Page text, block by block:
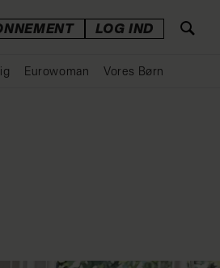
LOG IND
Eurowoman Vores Børn